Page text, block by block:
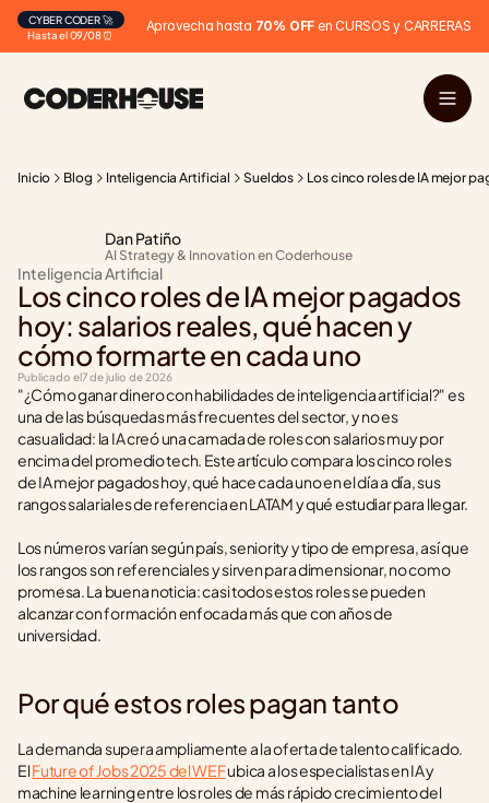
Hasta el 09/08 ⏰
CYBER CODER 🚀 Aprovecha hasta 70% OFF en CURSOS y CARRERAS
Inicio Blog Inteligencia Artificial Sueldos Los cinco roles de IA mejor
Dan Patiño
AI Strategy & Innovation en Coderhouse
Inteligencia Artificial
Los cinco roles de IA mejor pagados
hoy: salarios reales, qué hacen y
cómo formarte en cada uno
Publicado el7 de julio de 2026
"¿Cómo ganar dinero con habilidades de inteligencia artificial?" es
una de las búsquedas más frecuentes del sector, y no es
casualidad: la IA creó una camada de roles con salarios muy por
encima del promedio tech. Este artículo compara los cinco roles
de IA mejor pagados hoy, qué hace cada uno en el día a día, sus
rangos salariales de referencia en LATAM y qué estudiar para llegar.
Los números varían según país, seniority y tipo de empresa, así que
los rangos son referenciales y sirven para dimensionar, no como
promesa. La buena noticia: casi todos estos roles se pueden
alcanzar con formación enfocada más que con años de
universidad.
Por qué estos roles pagan tanto
La demanda supera ampliamente a la oferta de talento calificado.
El Future of Jobs 2025 del WEF ubica a los especialistas en IA y
machine learning entre los roles de más rápido crecimiento del